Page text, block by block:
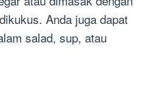
Anda juga dapat
salad, sup, atau